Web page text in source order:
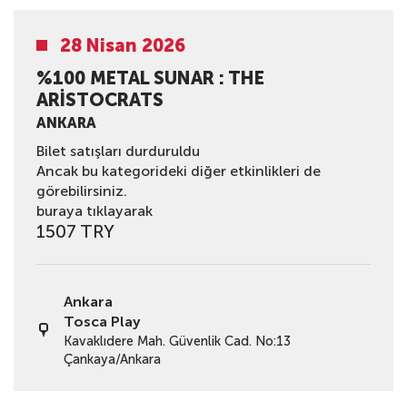
28 Nisan 2026
%100 METAL SUNAR : THE
ARISTOCRATS
ANKARA
Bilet satışları durduruldu
Ancak bu kategorideki diğer etkinlikleri de
görebilirsiniz.
buraya tıklayarak
1507 TRY
Ankara
Tosca Play
Kavaklıdere Mah. Güvenlik Cad. No:13
Çankaya/Ankara